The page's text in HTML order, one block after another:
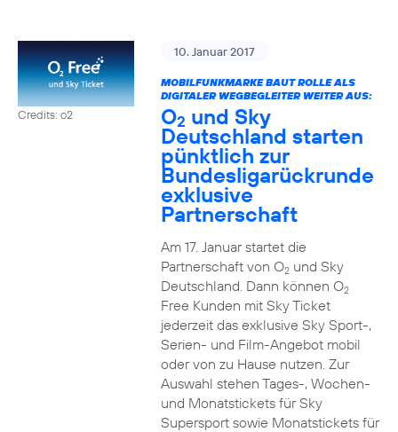
Credits: o2
10. Januar 2017
MOBILFUNKMARKE BAUT ROLLE ALS
DIGITALER WEGBEGLEITER WEITER AUS:
O2 und Sky
Deutschland starten
pünktlich zur
Bundesligarückrunde
exklusive
Partnerschaft
Am 17. Januar startet die
Partnerschaft von O2und Sky
Deutschland. Dann können O2
Free Kunden mit Sky Ticket
jederzeit das exklusive Sky Sport-,
Serien- und Film-Angebot mobil
oder von zu Hause nutzen. Zur
Auswahl stehen Tages-, Wochen-
und Monatstickets für Sky
Supersport sowie Monatstickets für